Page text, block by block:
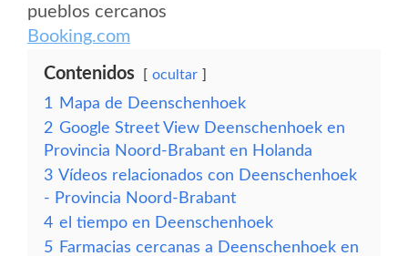
pueblos cercanos
Booking.com
Contenidos ocultar
1
Mapa de Deenschenhoek
2 Google Street View Deenschenhoek en
Provincia Noord-Brabant en Holanda
3 Vídeos relacionados con Deenschenhoek
- Provincia Noord-Brabant
4 el tiempo en Deenschenhoek
5 Farmacias cercanas a Deenschenhoek en